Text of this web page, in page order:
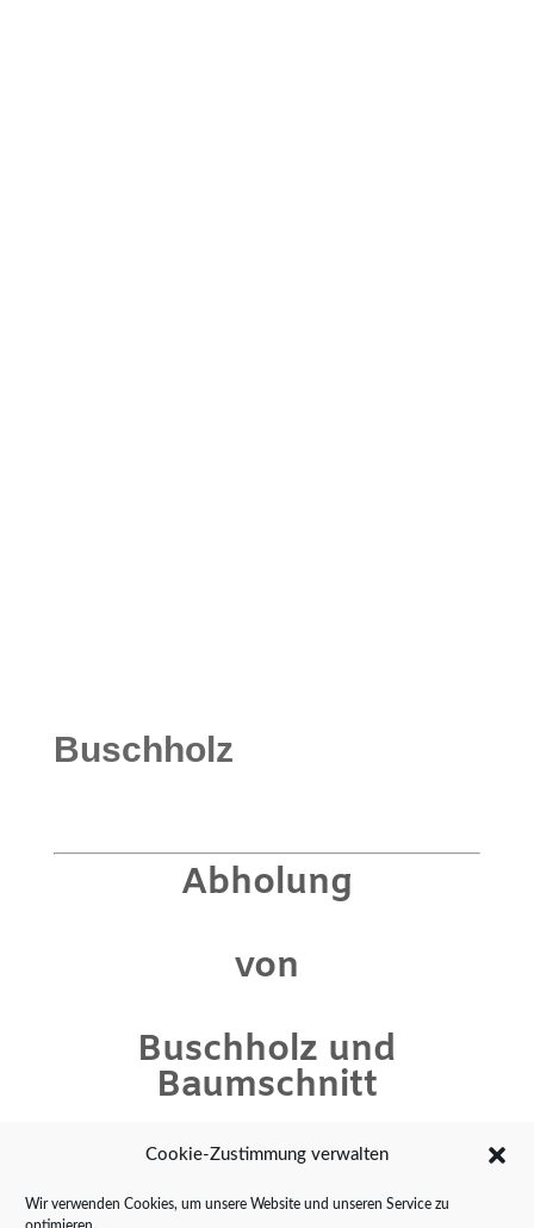
Cookie-Zustimmung verwalten
Wir verwenden Cookies, um unsere Website und unseren Service zu
Buschholz
Abholung
von
Buschholz und
Baumschnitt
Preis nach Menge und
Aufwand